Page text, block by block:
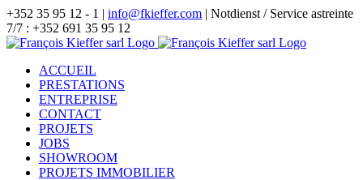
Skip
to
content
+352 35 95 12 - 1 | info@fkieffer.com | Notdienst / Service astreinte
7/7 : +352 691 35 95 12
ACCUEIL
PRESTATIONS
ENTREPRISE
CONTACT
PROJETS
JOBS
SHOWROOM
PROJETS IMMOBILIER